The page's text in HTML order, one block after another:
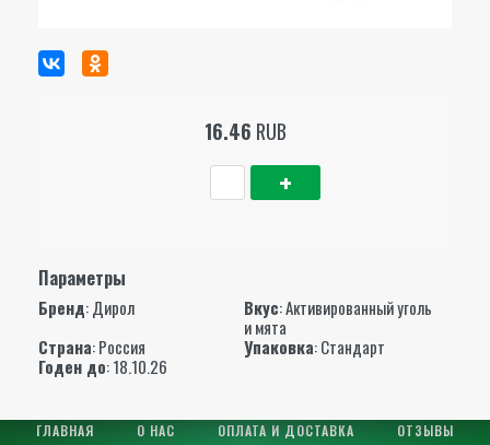
16.46 RUB
Параметры
Бренд:Дирол Вкус: Активированный уголь
и мята
Страна: Россия Упаковка: Стандарт
Годен до: 18.10.26
ГЛАВНАЯ О НАС ОПЛАТА И ДОСТАВКА
ОТЗЫВЫ